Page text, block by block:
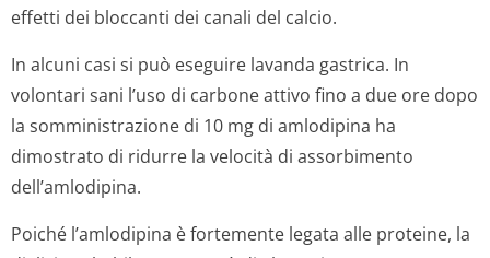
effetti dei bloccanti dei canali del calcio.
In alcuni casi si può eseguire lavanda gastrica. In
volontari sani l’uso di carbone attivo fino a due ore dopo
la somministrazione di 10 mg di amlodipina ha
dimostrato di ridurre la velocità di assorbimento
dell’amlodipina.
Poiché l’amlodipina è fortemente legata alle proteine, la